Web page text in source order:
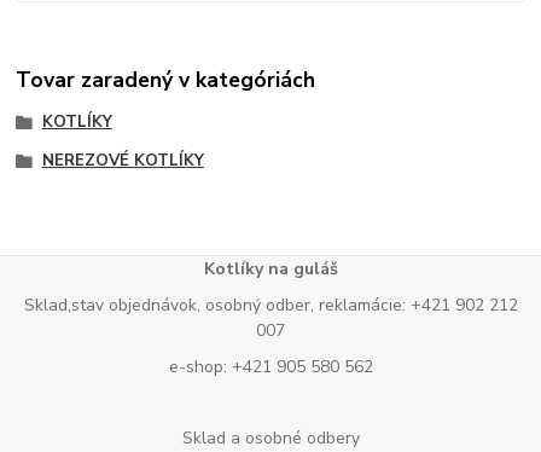
Tovar zaradený v kategóriách
KOTLÍKY
NEREZOVÉ KOTLÍKY
Kotlíky na guláš
Sklad,stav objednávok, osobný odber, reklamácie: +421 902 212
007
e-shop: +421 905 580 562
Sklad a osobné odbery